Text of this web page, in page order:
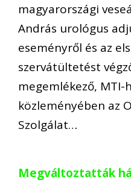
magyarországi
András urológus
eseményről és az
szervátültetést
megemlékező,
közleményében az
Szolgálat…
Megváltoztatták